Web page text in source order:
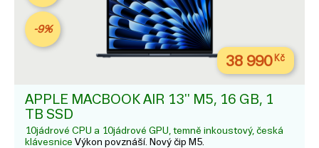
-9%
38 990Kč
APPLE MACBOOK AIR 13'' M5, 16 GB, 1
TB SSD
10jádrové CPU a 10jádrové GPU, temně inkoustový, česká
klávesnice Výkon povznáší. Nový čip M5.